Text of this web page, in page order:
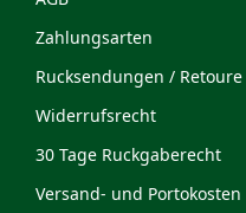
Zahlungsarten
Rucksendungen / Retoure
Widerrufsrecht
30 Tage Ruckgaberecht
Versand- und Portokosten